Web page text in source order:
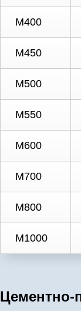
М400
М450
М500
М550
М600
М700
М800
М1000
Цементно-